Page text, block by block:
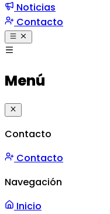
Noticias
Contacto
Menú
Contacto
Contacto
Navegación
Inicio